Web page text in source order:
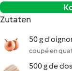
Zutaten
50 g
coupé en
500 g de